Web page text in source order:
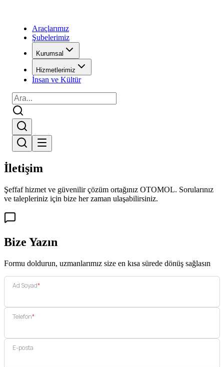
Araçlarımız
Şubelerimiz
Kurumsal
Hizmetlerimiz
İnsan ve Kültür
İletişim
Şeffaf hizmet ve güvenilir çözüm ortağınız OTOMOL. Sorularınız
ve talepleriniz için bize her zaman ulaşabilirsiniz.
Bize Yazın
Formu doldurun, uzmanlarımız size en kısa sürede dönüş sağlasın
Ad Soyad*
Telefon*
E-posta